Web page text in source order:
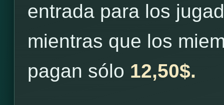
entrada para los
mientras que los
pagan sólo 12,50$.